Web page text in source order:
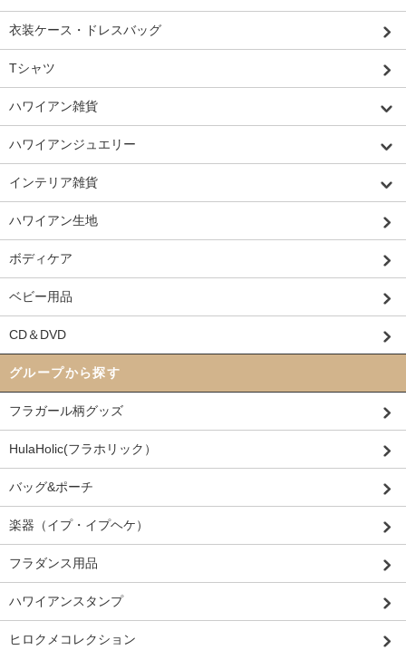
衣装ケース・ドレスバッグ
Tシャツ
ハワイアン雑貨
ハワイアンジュエリー
インテリア雑貨
ハワイアン生地
ボディケア
ベビー用品
CD＆DVD
グループから探す
フラガール柄グッズ
HulaHolic(フラホリック）
バッグ&ポーチ
楽器（イプ・イプヘケ）
フラダンス用品
ハワイアンスタンプ
ヒロクメコレクション